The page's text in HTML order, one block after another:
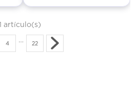
artículo(s)
4 … 22